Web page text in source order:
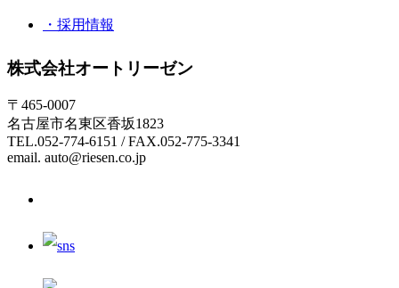
・採用情報
株式会社オートリーゼン
〒465-0007
名古屋市名東区香坂1823
TEL.052-774-6151 / FAX.052-775-3341
email. auto@riesen.co.jp